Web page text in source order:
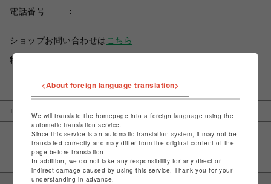
電話番号
ショップお問い合わせは こちら
特定商取引法など法令に基づく表記は
TOP
<About foreign language translation>
We will translate the homepage into a foreign language using the
automatic translation service.
Since this service is an automatic translation system, it may not be
translated correctly and may differ from the original content of the
page before translation.
In addition, we do not take any responsibility for any direct or
indirect damage caused by using this service. Thank you for your
understanding in advance.